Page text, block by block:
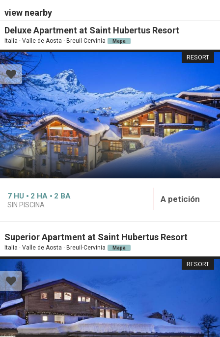
view nearby
Deluxe Apartment at Saint Hubertus Resort
Italia · Valle de Aosta · Breuil-Cervinia Mapa
RESORT
7 HU 2 HA 2 BA
SIN PISCINA
A petición
Superior Apartment at Saint Hubertus Resort
Italia · Valle de Aosta · Breuil-Cervinia Mapa
RESORT